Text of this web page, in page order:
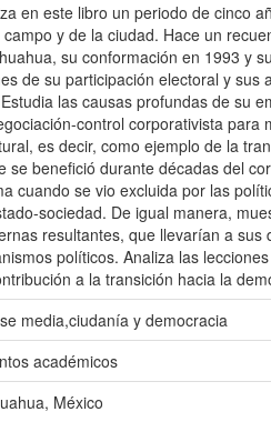
en este libro un periodo de cinco
y de la ciudad. Hace un
su conformación en 1993 y
de su participación electoral y
las causas profundas de su
control corporativista
es decir, como ejemplo de la
se benefició durante décadas del
cuando se vio excluida por las
sociedad. De igual manera,
resultantes, que llevarían a
políticos. Analiza las
a la transición hacia la
media,ciudanía y democracia
académicos
México